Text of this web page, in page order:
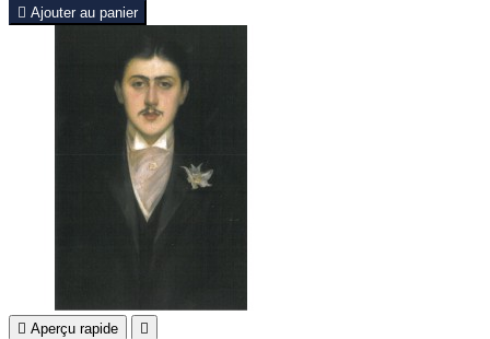
 Ajouter au panier
 Aperçu rapide 